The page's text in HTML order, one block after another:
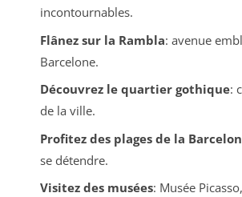
incontournables.
Flânez sur la Rambla: avenue
Barcelone.
Découvrez le quartier gothique:
de la ville.
Profitez des plages de la
se détendre.
Visitez des musées: Musée